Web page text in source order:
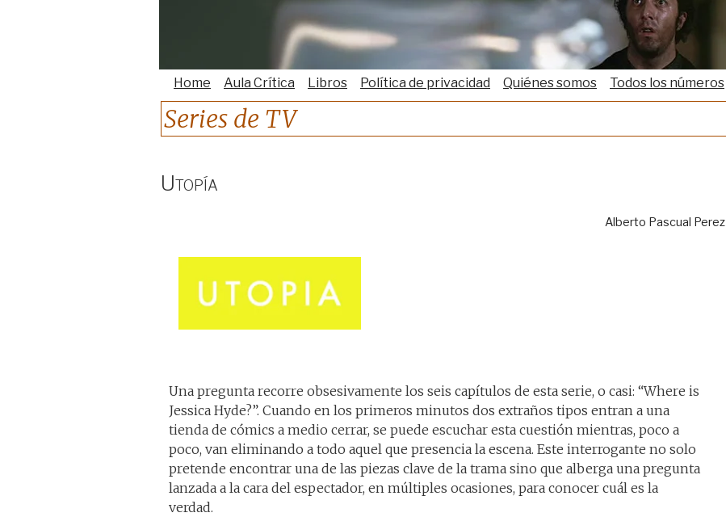
Home Aula Crítica Libros Política de privacidad Quiénes somos Todos los números
Series de TV
Utopía
Alberto Pascual Perez
Una pregunta recorre obsesivamente los seis capítulos de esta serie, o casi: “Where is
Jessica Hyde?”. Cuando en los primeros minutos dos extraños tipos entran a una
tienda de cómics a medio cerrar, se puede escuchar esta cuestión mientras, poco a
poco, van eliminando a todo aquel que presencia la escena. Este interrogante no solo
pretende encontrar una de las piezas clave de la trama sino que alberga una pregunta
lanzada a la cara del espectador, en múltiples ocasiones, para conocer cuál es la
verdad.